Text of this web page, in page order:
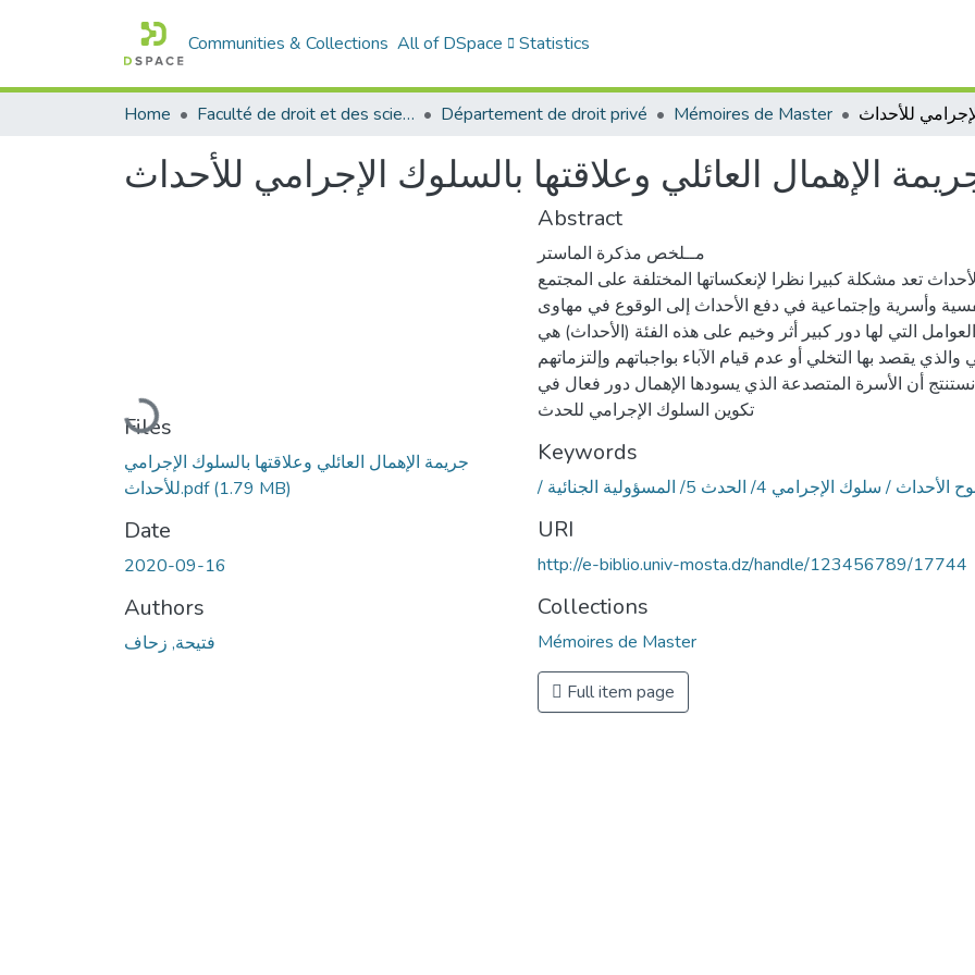
Communities & Collections All of DSpace Statistics
Home Faculté de droit et des sciences politiques Département de droit privé Mémoires de Master
الإهمال العائلي وعلاقتها بالسلوك الإجرامي للأحداث
Loading...
Files
جريمة الإهمال العائلي وعلاقتها بالسلوك الإجرامي
للأحداث.pdf(1.79 MB)
Date
2020-09-16
Authors
فتيحة, زحاف
Abstract
مــلخص مذكرة الماستر
تعد مشكلة كبيرا نظرا لإنعكساتها المختلفة على المجتمع
وأسرية وإجتماعية في دفع الأحداث إلى الوقوع في مهاوى
التي لها دور كبير أثر وخيم على هذه الفئة (الأحداث) هي
والذي يقصد بها التخلي أو عدم قيام الآباء بواجباتهم وإلتزماتهم
نستنتج أن الأسرة المتصدعة الذي يسودها الإهمال دور فعال في
تكوين السلوك الإجرامي للحدث
Keywords
URI
http://e-biblio.univ-mosta.dz/handle/123456789/17744
Collections
Mémoires de Master
Full item page